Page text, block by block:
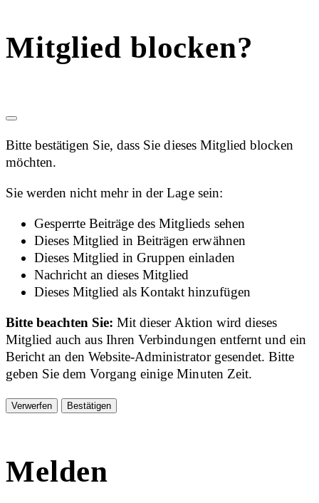
Mitglied blocken?
Bitte bestätigen Sie, dass Sie dieses Mitglied blocken
möchten.
Sie werden nicht mehr in der Lage sein:
Gesperrte Beiträge des Mitglieds sehen
Dieses Mitglied in Beiträgen erwähnen
Dieses Mitglied in Gruppen einladen
Nachricht an dieses Mitglied
Dieses Mitglied als Kontakt hinzufügen
Bitte beachten Sie:Mit dieser Aktion wird dieses
Mitglied auch aus Ihren Verbindungen entfernt und ein
Bericht an den Website-Administrator gesendet. Bitte
geben Sie dem Vorgang einige Minuten Zeit.
Bestätigen
Melden